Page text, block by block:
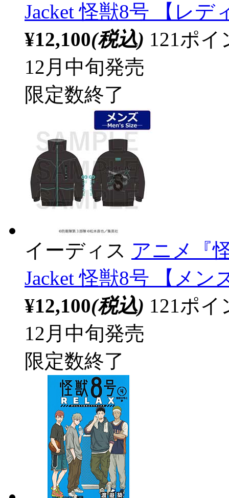
Jacket 怪獣8号 【レデ
¥12,100(税込) 121ポ
12月中旬発売
限定数終了
イーディス アニメ『
Jacket 怪獣8号 【メン
¥12,100(税込) 121ポ
12月中旬発売
限定数終了